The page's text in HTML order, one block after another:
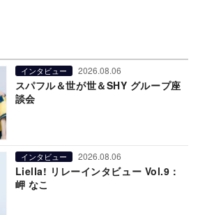
インタビュー 2026.08.06
スパフル＆世が世＆SHY グループ座
談会
インタビュー 2026.08.06
Liella! リレーインタビュー Vol.9：
岬 なこ